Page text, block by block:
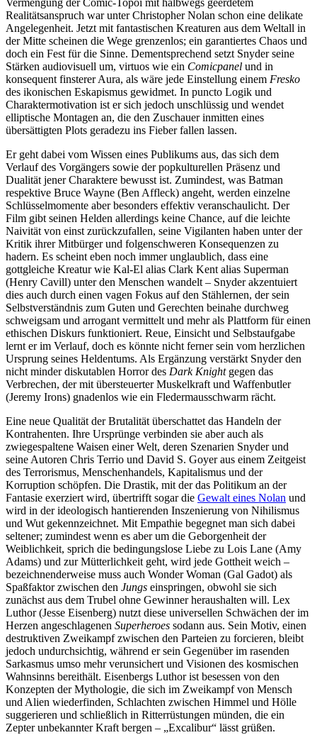
Vermengung der Comic-Topoi mit halbwegs geerdetem
Realitätsanspruch war unter Christopher Nolan schon eine delikate
Angelegenheit. Jetzt mit fantastischen Kreaturen aus dem Weltall in
der Mitte scheinen die Wege grenzenlos; ein garantiertes Chaos und
doch ein Fest für die Sinne. Dementsprechend setzt Snyder seine
Stärken audiovisuell um, virtuos wie ein Comicpanel und in
konsequent finsterer Aura, als wäre jede Einstellung einem Fresko
des ikonischen Eskapismus gewidmet. In puncto Logik und
Charaktermotivation ist er sich jedoch unschlüssig und wendet
elliptische Montagen an, die den Zuschauer inmitten eines
übersättigten Plots geradezu ins Fieber fallen lassen.
Er geht dabei vom Wissen eines Publikums aus, das sich dem
Verlauf des Vorgängers sowie der popkulturellen Präsenz und
Dualität jener Charaktere bewusst ist. Zumindest, was Batman
respektive Bruce Wayne (Ben Affleck) angeht, werden einzelne
Schlüsselmomente aber besonders effektiv veranschaulicht. Der
Film gibt seinen Helden allerdings keine Chance, auf die leichte
Naivität von einst zurückzufallen, seine Vigilanten haben unter der
Kritik ihrer Mitbürger und folgenschweren Konsequenzen zu
hadern. Es scheint eben noch immer unglaublich, dass eine
gottgleiche Kreatur wie Kal-El alias Clark Kent alias Superman
(Henry Cavill) unter den Menschen wandelt – Snyder akzentuiert
dies auch durch einen vagen Fokus auf den Stählernen, der sein
Selbstverständnis zum Guten und Gerechten beinahe durchweg
schweigsam und arrogant vermittelt und mehr als Plattform für einen
ethischen Diskurs funktioniert. Reue, Einsicht und Selbstaufgabe
lernt er im Verlauf, doch es könnte nicht ferner sein vom herzlichen
Ursprung seines Heldentums. Als Ergänzung verstärkt Snyder den
nicht minder diskutablen Horror des Dark Knightgegen das
Verbrechen, der mit übersteuerter Muskelkraft und Waffenbutler
(Jeremy Irons) gnadenlos wie ein Fledermausschwarm rächt.
Eine neue Qualität der Brutalität überschattet das Handeln der
Kontrahenten. Ihre Ursprünge verbinden sie aber auch als
zwiegespaltene Waisen einer Welt, deren Szenarien Snyder und
seine Autoren Chris Terrio und David S. Goyer aus einem Zeitgeist
des Terrorismus, Menschenhandels, Kapitalismus und der
Korruption schöpfen. Die Drastik, mit der das Politikum an der
Fantasie exerziert wird, übertrifft sogar die Gewalt eines Nolan und
wird in der ideologisch hantierenden Inszenierung von Nihilismus
und Wut gekennzeichnet. Mit Empathie begegnet man sich dabei
seltener; zumindest wenn es aber um die Geborgenheit der
Weiblichkeit, sprich die bedingungslose Liebe zu Lois Lane (Amy
Adams) und zur Mütterlichkeit geht, wird jede Gottheit weich –
bezeichnenderweise muss auch Wonder Woman (Gal Gadot) als
Spaßfaktor zwischen den Jungs einspringen, obwohl sie sich
zunächst aus dem Trubel ohne Gewinner heraushalten will. Lex
Luthor (Jesse Eisenberg) nutzt diese universellen Schwächen der im
Herzen angeschlagenen Superheroes sodann aus. Sein Motiv, einen
destruktiven Zweikampf zwischen den Parteien zu forcieren, bleibt
jedoch undurchsichtig, während er sein Gegenüber im rasenden
Sarkasmus umso mehr verunsichert und Visionen des kosmischen
Wahnsinns bereithält. Eisenbergs Luthor ist besessen von den
Konzepten der Mythologie, die sich im Zweikampf von Mensch
und Alien wiederfinden, Schlachten zwischen Himmel und Hölle
suggerieren und schließlich in Ritterrüstungen münden, die ein
Zepter unbekannter Kraft bergen – „Excalibur“ lässt grüßen.